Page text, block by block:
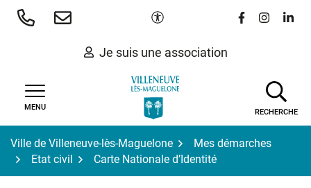
Aller
Paramètres d'accessibilité
Lien vers le
Lien vers
Lien
Je suis une association
MENU
RECHERCHE
Ville de Villeneuve-lès-Maguelone
Mes démarches
Etat civil
Carte Nationale d’Identité